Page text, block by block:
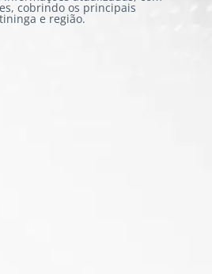
cobrindo os principais
e região.